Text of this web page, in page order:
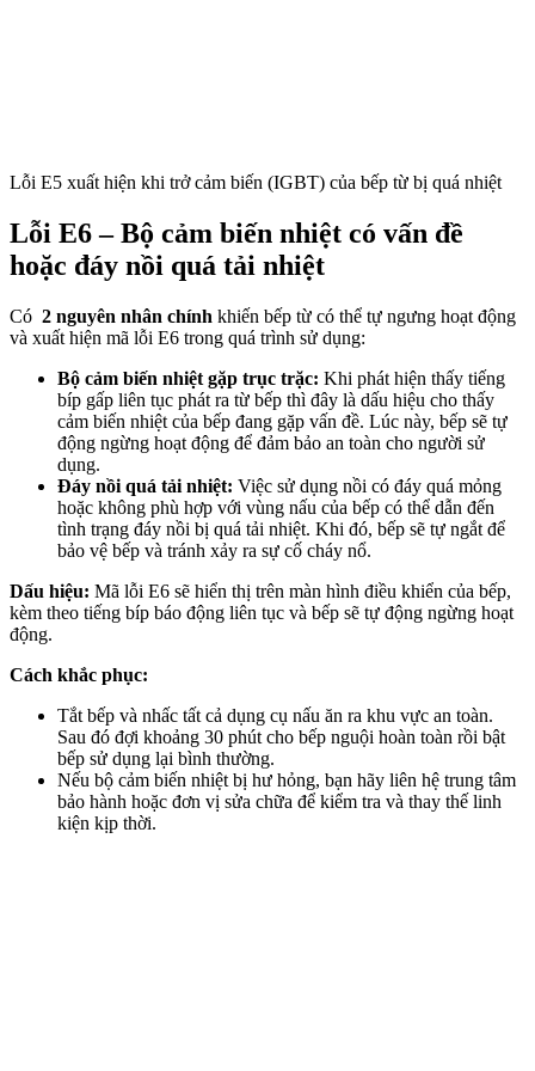
Lỗi E5 xuất hiện khi trở cảm biến (IGBT) của bếp từ bị quá nhiệt
Lỗi E6 – Bộ cảm biến nhiệt có vấn đề
hoặc đáy nồi quá tải nhiệt
Có 2 nguyên nhân chính khiến bếp từ có thể tự ngưng hoạt động
và xuất hiện mã lỗi E6 trong quá trình sử dụng:
Bộ cảm biến nhiệt gặp trục trặc: Khi phát hiện thấy tiếng
bíp gấp liên tục phát ra từ bếp thì đây là dấu hiệu cho thấy
cảm biến nhiệt của bếp đang gặp vấn đề. Lúc này, bếp sẽ tự
động ngừng hoạt động để đảm bảo an toàn cho người sử
dụng.
Đáy nồi quá tải nhiệt: Việc sử dụng nồi có đáy quá mỏng
hoặc không phù hợp với vùng nấu của bếp có thể dẫn đến
tình trạng đáy nồi bị quá tải nhiệt. Khi đó, bếp sẽ tự ngắt để
bảo vệ bếp và tránh xảy ra sự cố cháy nổ.
Dấu hiệu: Mã lỗi E6 sẽ hiển thị trên màn hình điều khiển của bếp,
kèm theo tiếng bíp báo động liên tục và bếp sẽ tự động ngừng hoạt
động.
Cách khắc phục:
Tắt bếp và nhấc tất cả dụng cụ nấu ăn ra khu vực an toàn.
Sau đó đợi khoảng 30 phút cho bếp nguội hoàn toàn rồi bật
bếp sử dụng lại bình thường.
Nếu bộ cảm biến nhiệt bị hư hỏng, bạn hãy liên hệ trung tâm
bảo hành hoặc đơn vị sửa chữa để kiểm tra và thay thế linh
kiện kịp thời.